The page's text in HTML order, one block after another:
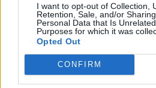
I want to opt-out of Collection,
Retention, Sale, and/or
Personal Data that Is
Purposes for which it was
Opted Out
CONFIRM